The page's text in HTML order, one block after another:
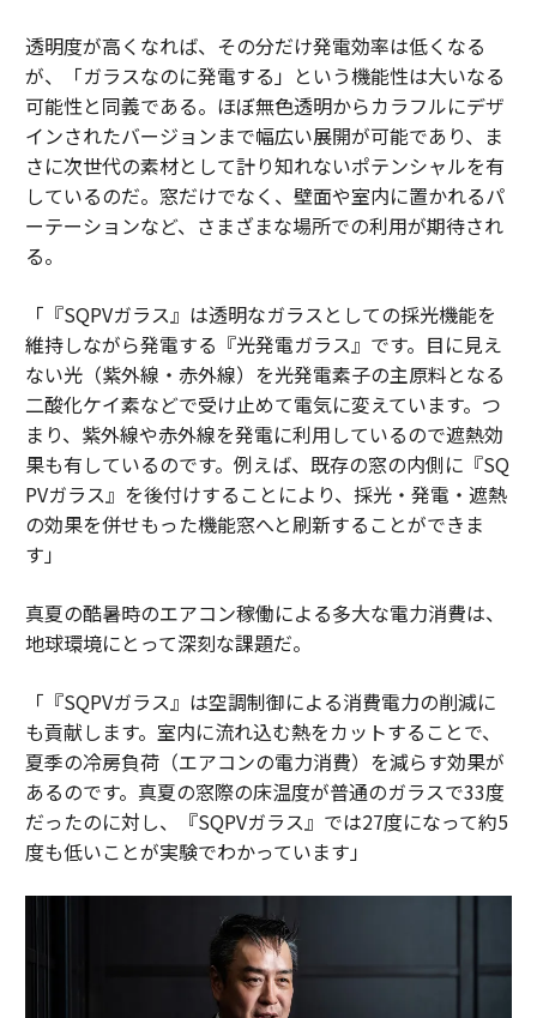
透明度が高くなれば、その分だけ発電効率は低くなる
が、「ガラスなのに発電する」という機能性は大いなる
可能性と同義である。ほぼ無色透明からカラフルにデザ
インされたバージョンまで幅広い展開が可能であり、ま
さに次世代の素材として計り知れないポテンシャルを有
しているのだ。窓だけでなく、壁面や室内に置かれるパ
ーテーションなど、さまざまな場所での利用が期待され
る。
「『SQPVガラス』は透明なガラスとしての採光機能を
維持しながら発電する『光発電ガラス』です。目に見え
ない光（紫外線・赤外線）を光発電素子の主原料となる
二酸化ケイ素などで受け止めて電気に変えています。つ
まり、紫外線や赤外線を発電に利用しているので遮熱効
果も有しているのです。例えば、既存の窓の内側に『SQ
PVガラス』を後付けすることにより、採光・発電・遮熱
の効果を併せもった機能窓へと刷新することができま
す」
真夏の酷暑時のエアコン稼働による多大な電力消費は、
地球環境にとって深刻な課題だ。
「『SQPVガラス』は空調制御による消費電力の削減に
も貢献します。室内に流れ込む熱をカットすることで、
夏季の冷房負荷（エアコンの電力消費）を減らす効果が
あるのです。真夏の窓際の床温度が普通のガラスで33度
だったのに対し、『SQPVガラス』では27度になって約5
度も低いことが実験でわかっています」